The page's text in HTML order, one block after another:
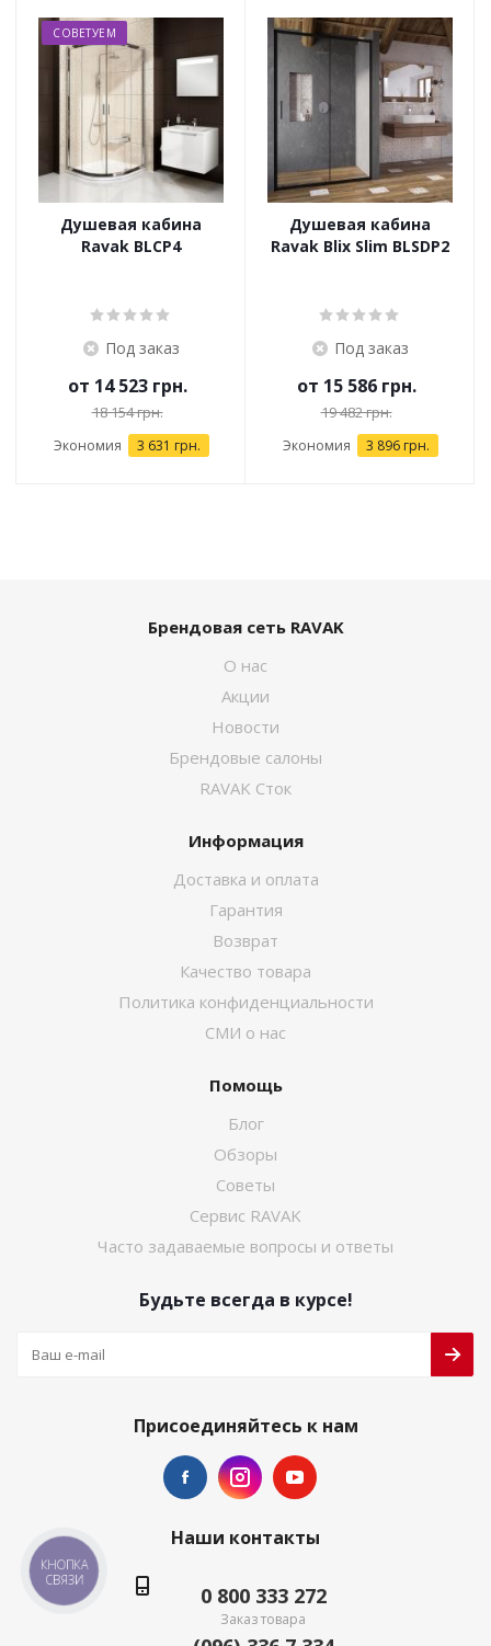
СОВЕТУЕМ
Душевая кабина
Ravak BLCP4
Под заказ
от 14 523 грн.
18 154 грн.
Экономия 3 631 грн.
Душевая кабина
Ravak Blix Slim BLSDP2
Под заказ
от 15 586 грн.
19 482 грн.
Экономия 3 896 грн.
Брендовая сеть RAVAK
О нас
Акции
Новости
Брендовые салоны
RAVAK Сток
Информация
Доставка и оплата
Гарантия
Возврат
Качество товара
Политика конфиденциальности
СМИ о нас
Помощь
Блог
Обзоры
Советы
Сервис RAVAK
Часто задаваемые вопросы и ответы
Будьте всегда в курсе!
Присоединяйтесь к нам
Наши контакты
0 800 333 272
Заказ товара
КНОПКА
СВЯЗИ